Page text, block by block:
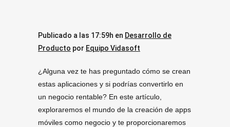
Publicado a las 17:59h en Desarrollo de
Producto por Equipo Vidasoft
¿Alguna vez te has preguntado cómo se crean
estas aplicaciones y si podrías convertirlo en
un negocio rentable? En este artículo,
exploraremos el mundo de la creación de apps
móviles como negocio y te proporcionaremos